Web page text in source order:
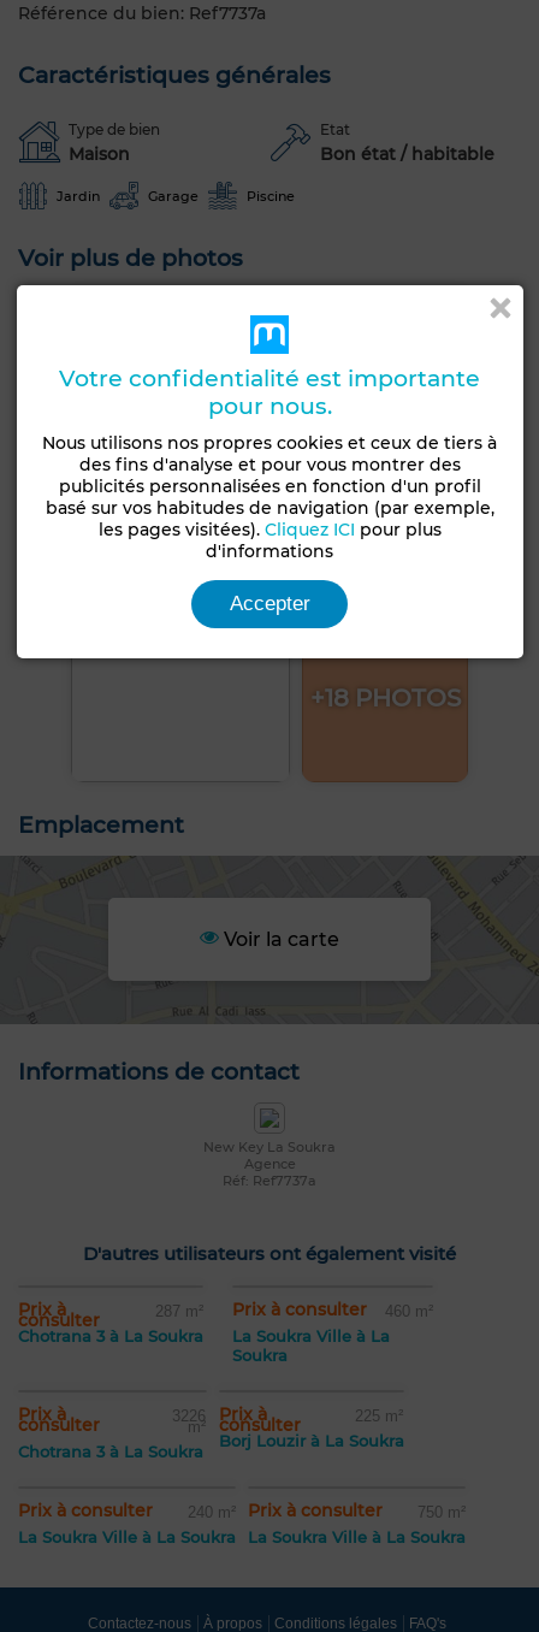
Référence du bien: Ref7737a
Caractéristiques générales
Type de bien
Maison
Etat
Bon état / habitable
Jardin Garage Piscine
Voir plus de photos
+18 PHOTOS
Emplacement
Voir la carte
Informations de contact
New Key La Soukra
Agence
Réf: Ref7737a
D'autres utilisateurs ont également visité
Prix à
consulter 287 m²
Chotrana 3 à La Soukra
Prix à consulter 460 m²
La Soukra Ville à La
Soukra
Prix à
consulter 3226
m²
Chotrana 3 à La Soukra
Prix à
consulter 225 m²
Borj Louzir à La Soukra
Prix à consulter 240 m²
La Soukra Ville à La Soukra
Prix à consulter 750 m²
La Soukra Ville à La Soukra
Contactez-nous À propos Conditions légales FAQ's
Votre confidentialité est importante
pour nous.
Nous utilisons nos propres cookies et ceux de tiers à
des fins d'analyse et pour vous montrer des
publicités personnalisées en fonction d'un profil
basé sur vos habitudes de navigation (par exemple,
les pages visitées). Cliquez ICI pour plus
d'informations
Accepter